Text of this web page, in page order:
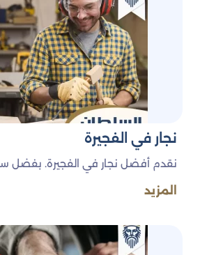
نعم، نقدم خدمات نجارة طارئة على
احتياجاتك بشكل سريع
هل يمكنني تخصيص
الخشبية وفقًا
نعم، نحن متخصصون في تصميم
متطلباتك الخاصة.
نجار في الفجيرة
نقدم أفضل نجار في الفجيرة. بفضل
المزيد